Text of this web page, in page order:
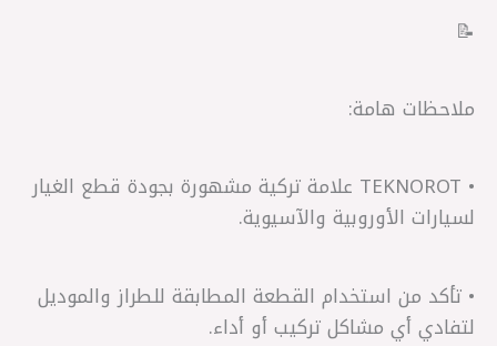
📝
ملاحظات هامة:
• TEKNOROT علامة تركية مشهورة بجودة قطع الغيار
لسيارات الأوروبية والآسيوية.
• تأكد من استخدام القطعة المطابقة للطراز والموديل
لتفادي أي مشاكل تركيب أو أداء.